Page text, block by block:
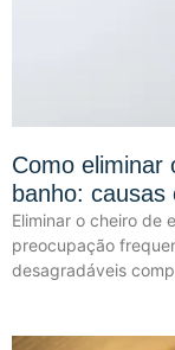
Como eliminar
banho:
Eliminar o cheiro de
preocupação
desagradáveis